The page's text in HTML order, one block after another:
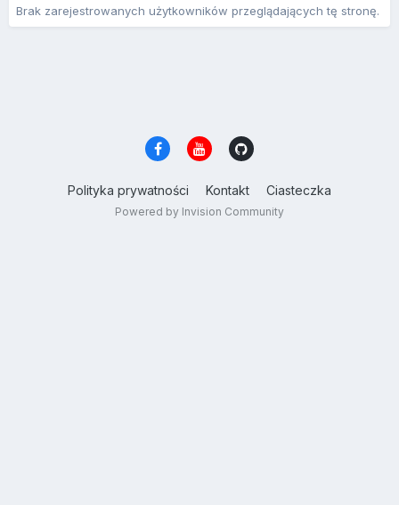
Brak zarejestrowanych użytkowników przeglądających tę stronę.
Polityka prywatności Kontakt Ciasteczka
Powered by Invision Community